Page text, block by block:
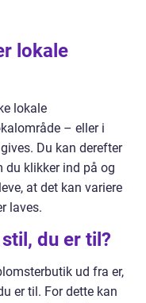
lokale
lokale
– eller i
Du kan derefter
du klikker ind på og
at det kan variere
laves.
du er til?
ud fra er,
er til. For dette kan